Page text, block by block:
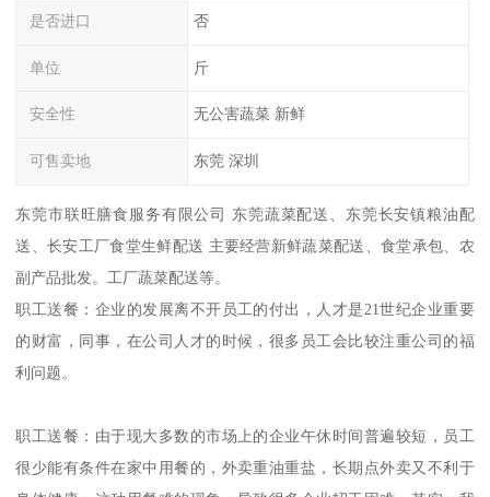
是否进口 否
单位 斤
安全性 无公害蔬菜 新鲜
可售卖地 东莞 深圳
东莞市联旺膳食服务有限公司 东莞蔬菜配送、东莞长安镇粮油配
送、长安工厂食堂生鲜配送 主要经营新鲜蔬菜配送、食堂承包、农
副产品批发。工厂蔬菜配送等。
职工送餐：企业的发展离不开员工的付出，人才是21世纪企业重要
的财富，同事，在公司人才的时候，很多员工会比较注重公司的福
利问题。
职工送餐：由于现大多数的市场上的企业午休时间普遍较短，员工
很少能有条件在家中用餐的，外卖重油重盐，长期点外卖又不利于